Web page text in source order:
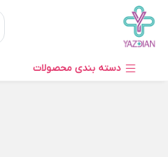
دسته بندی محصولات